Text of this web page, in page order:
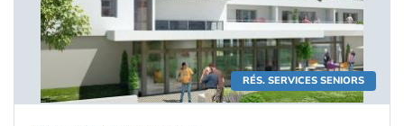
RÉS. SERVICES SENIORS